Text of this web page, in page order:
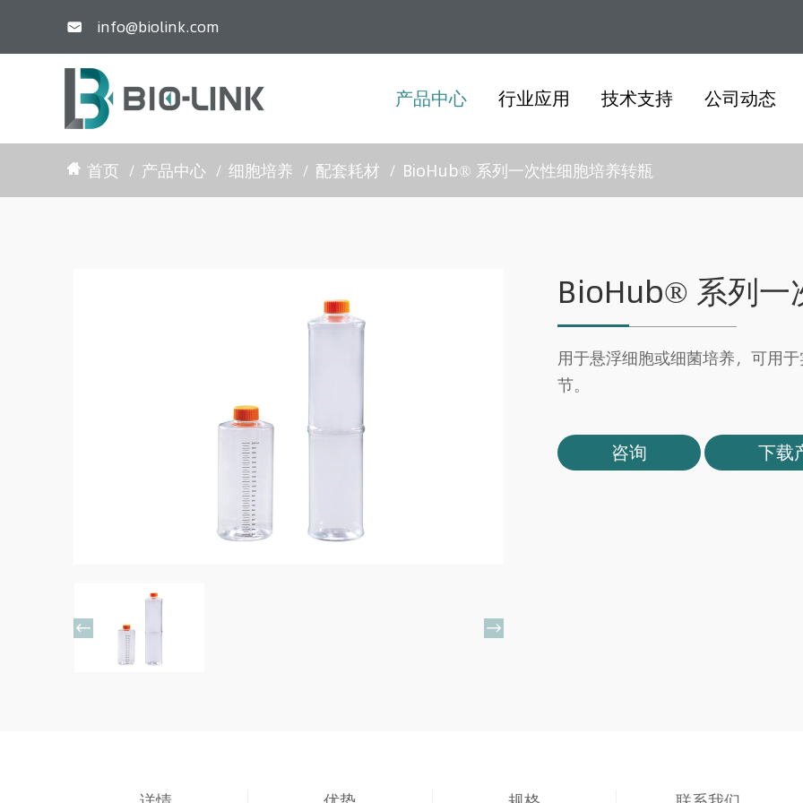
 info@biolink.com
产品中心 行业应用 技术支持 公司动态
首页 产品中心 细胞培养 配套耗材 BioHub® 系列一次性细胞培养转瓶
 
BioHub® 系列一
用于悬浮细胞或细菌培养，可用
节。
咨询 下载